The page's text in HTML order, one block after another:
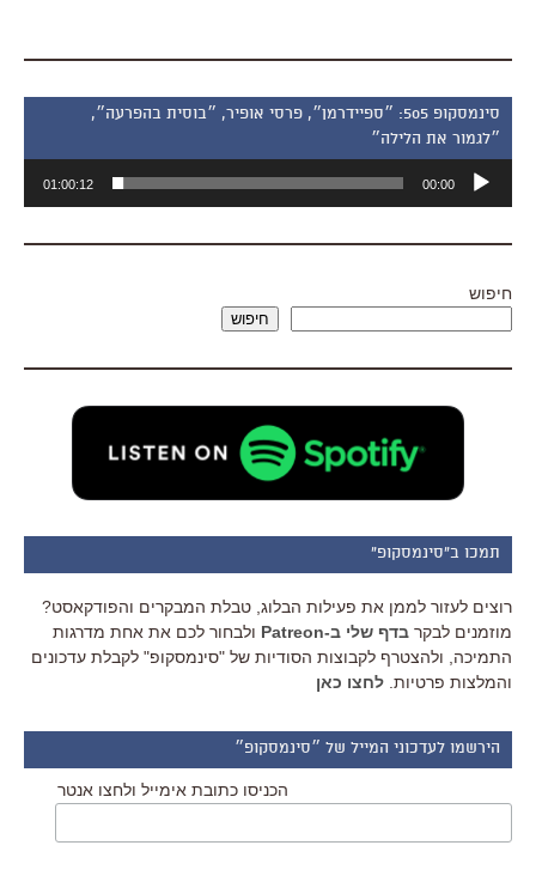
סינמסקופ 505: ״ספיידרמן״, פרסי אופיר, ״בוסית בהפרעה״,
״לגמור את הלילה״
אודיו
00:00
01:00:12
חיפוש
חיפוש
תמכו ב"סינמסקופ"
רוצים לעזור לממן את פעילות הבלוג, טבלת המבקרים והפודקאסט?
מוזמנים לבקר בדף שלי ב-Patreon
ולבחור לכם את אחת מדרגות
התמיכה, ולהצטרף לקבוצות הסודיות של "סינמסקופ" לקבלת עדכונים
והמלצות פרטיות. לחצו כאן
הירשמו לעדכוני המייל של ״סינמסקופ״
הכניסו כתובת אימייל ולחצו אנטר